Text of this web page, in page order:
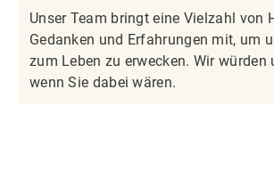
Unser Team bringt eine Vielzahl von
Gedanken und Erfahrungen mit, um
zum Leben zu erwecken. Wir würden
wenn Sie dabei wären.